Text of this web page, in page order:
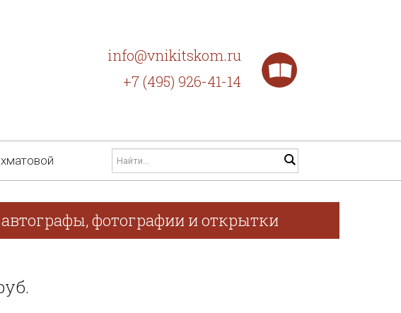
info@vnikitskom.ru
+7 (495) 926-41-14
фотографии и открытки